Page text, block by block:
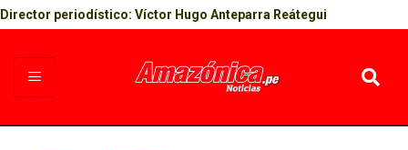
Director periodístico: Víctor Hugo Anteparra Reátegui